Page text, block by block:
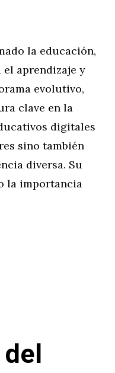
la educación,
el aprendizaje y
evolutivo,
clave en la
digitales
sino también
diversa. Su
la importancia